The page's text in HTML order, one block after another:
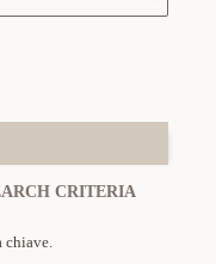
CRITERIA
chiave.